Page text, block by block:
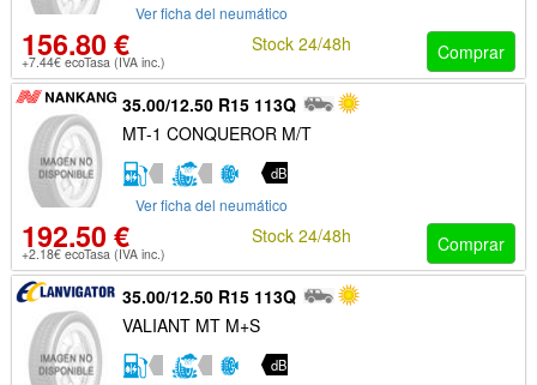
Ver ficha del neumático
156.80 €
+7.44€ ecoTasa (IVA inc.) Comprar
Stock 24/48h
35.00/12.50 R15 113Q
MT-1 CONQUEROR M/T
dB
Ver ficha del neumático
192.50 €
+2.18€ ecoTasa (IVA inc.) Comprar
Stock 24/48h
35.00/12.50 R15 113Q
VALIANT MT M+S
dB